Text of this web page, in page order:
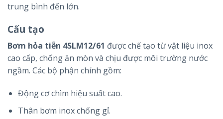
trung bình đến lớn.
Cấu tạo
Bơm hỏa tiễn 4SLM12/61 được chế tạo từ vật liệu inox
cao cấp, chống ăn mòn và chịu được môi trường nước
ngầm. Các bộ phận chính gồm:
Động cơ chìm hiệu suất cao.
Thân bơm inox chống gỉ.